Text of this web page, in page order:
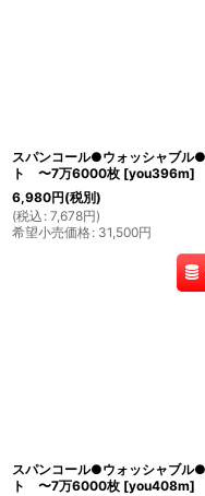
スパンコール●ウォッシャブ
ト 〜7万6000枚 [you396m]
6,980円(税別)
(税込 : 7,678円)
希望小売価格: 31,500円
スパンコール●ウォッシャブ
ト 〜7万6000枚 [you408m]